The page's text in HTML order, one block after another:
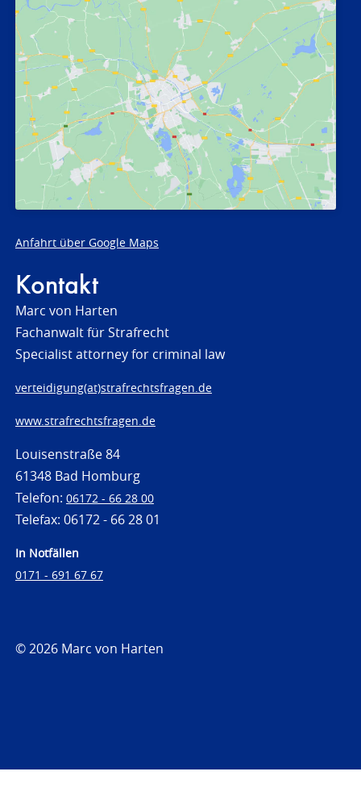
Anfahrt über Google Maps
Kontakt
Marc von Harten
Fachanwalt für Strafrecht
Specialist attorney for criminal law
verteidigung(at)strafrechtsfragen.de
www.strafrechtsfragen.de
Louisenstraße 84
61348 Bad Homburg
Telefon: 06172 - 66 28 00
Telefax: 06172 - 66 28 01
In Notfällen
0171 - 691 67 67
© 2026 Marc von Harten